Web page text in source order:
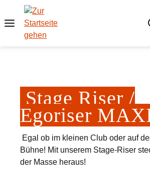
Zum Hauptinhalt springen
Stage Riser /
Egoriser
Egal ob im kleinen Club oder auf
Bühne! Mit unserem Stage-Riser
der Masse heraus!